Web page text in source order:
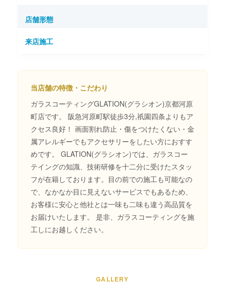
店舗形態
来店施工
当店舗の特徴・こだわり
ガラスコーティングGLATION(グラシオン)京都河原
町店です。
阪急河原町駅徒歩3分,祇園四条よりもア
クセス良好！ 画面割れ防止・傷をつけたくない・金
属アレルギーでもアクセサリーをしたい方におすす
めです。
GLATION(グラシオン)では、ガラスコー
テイングの知識、技術研修を十二分に受けたスタッ
フが在籍しております。目の前での施工も可能なの
で、なかなか目に見えないサービスでもあるため、
お客様に安心と他社とは一味も二味も違う高品質を
お届けいたします。
是非、ガラスコーティングを施
工しにお越しください。
GALLERY